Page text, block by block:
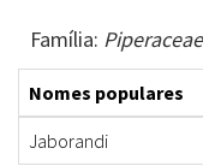
Família: Piperaceae
Nomes populares
Jaborandi